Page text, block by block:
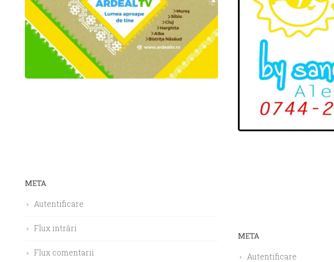
META
Autentificare
Flux intrări
Flux comentarii
META
Autentificare